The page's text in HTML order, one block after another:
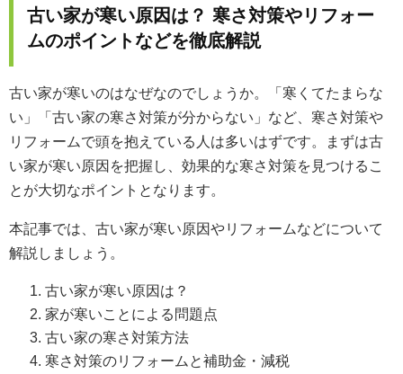
古い家が寒い原因は？ 寒さ対策やリフォー
ムのポイントなどを徹底解説
古い家が寒いのはなぜなのでしょうか。「寒くてたまらな
い」「古い家の寒さ対策が分からない」など、寒さ対策や
リフォームで頭を抱えている人は多いはずです。まずは古
い家が寒い原因を把握し、効果的な寒さ対策を見つけるこ
とが大切なポイントとなります。
本記事では、古い家が寒い原因やリフォームなどについて
解説しましょう。
古い家が寒い原因は？
家が寒いことによる問題点
古い家の寒さ対策方法
寒さ対策のリフォームと補助金・減税